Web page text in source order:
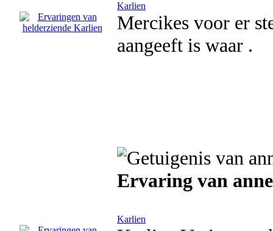
Karlien
Mercikes voor er
aangeeft is waar .
Ervaring van
Karlien